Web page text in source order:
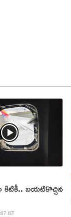
బయటికొచ్చిన
IST